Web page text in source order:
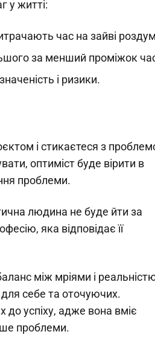
у житті:
час на зайві
за менший проміжок
і ризики.
і стикаєтеся з
оптиміст буде вірити в
проблеми.
людина не буде йти за
яка відповідає її
між мріями і
себе та оточуючих.
успіху, адже вона вміє
проблеми.